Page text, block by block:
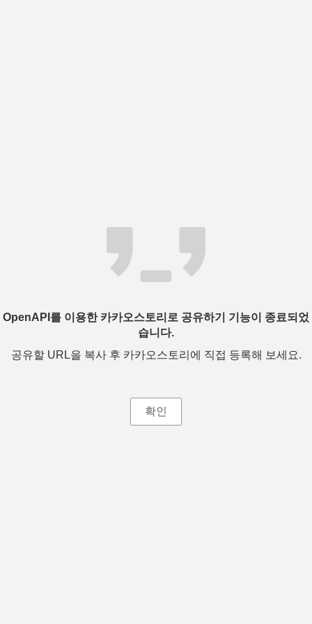
OpenAPI를 이용한 카카오스토리로 공유하기 기능이 종료되었
습니다.
공유할 URL을 복사 후 카카오스토리에 직접 등록해 보세요.
확인